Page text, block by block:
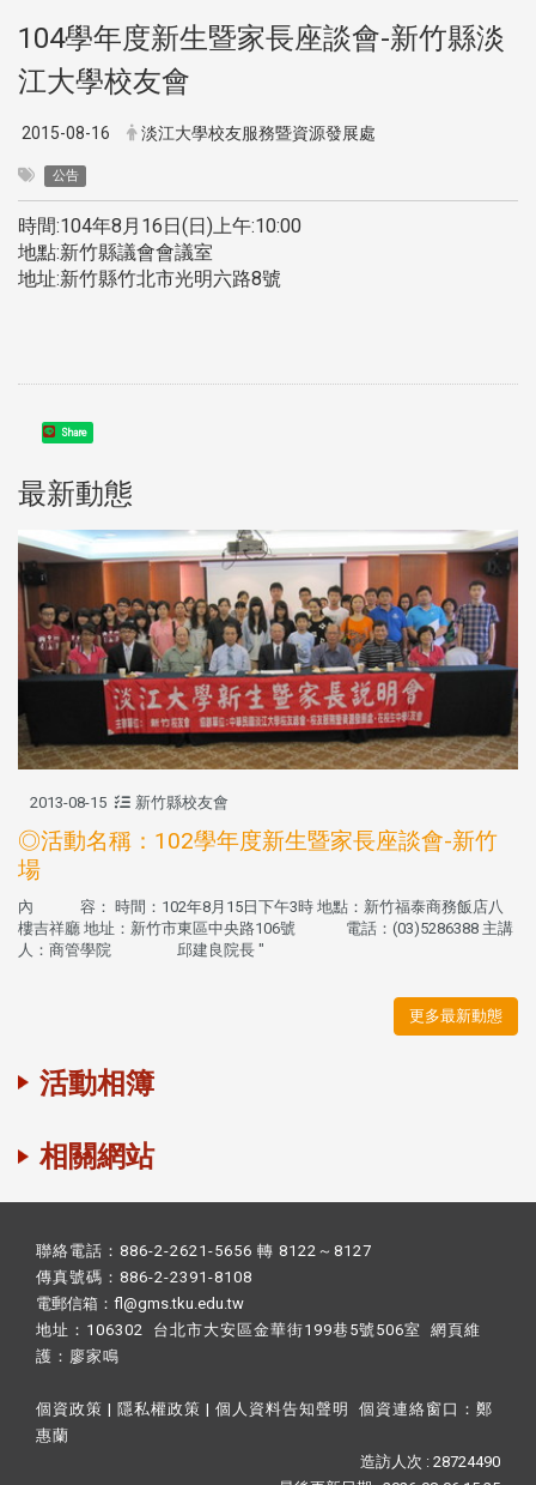
104學年度新生暨家長座談會-新竹縣淡
江大學校友會
2015-08-16 淡江大學校友服務暨資源發展處
公告
時間:104年8月16日(日)上午:10:00
地點:新竹縣議會會議室
地址:新竹縣竹北市光明六路8號
Share
最新動態
2013-08-15 新竹縣校友會
◎活動名稱：102學年度新生暨家長座談會-新竹
場
內 容： 時間：102年8月15日下午3時 地點：新竹福泰商務飯店八
樓吉祥廳 地址：新竹市東區中央路106號 電話：(03)5286388 主講
人：商管學院 邱建良院長 "
更多最新動態
活動相簿
相關網站
聯絡電話：886-2-2621-5656 轉 8122～8127
傳真號碼：886-2-2391-8108
電郵信箱：fl@gms.tku.edu.tw
地址：106302 台北市大安區金華街199巷5號506室 網頁維
護： 廖家鳴​
個資政策 | 隱私權政策 | 個人資料告知聲明 個資連絡窗口： 鄭
惠蘭
造訪人次 : 28724490